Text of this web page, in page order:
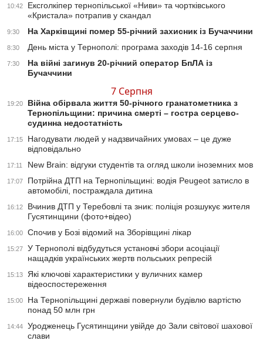
10:42
Ексголкіпер тернопільської «Ниви» та чортківського
«Кристала» потрапив у скандал
9:30 На Харківщині помер 55-річний захисник із Бучаччини
8:30 День міста у Тернополі: програма заходів 14-16 серпня
7:30
На війні загинув 20-річний оператор БпЛА із
Бучаччини
7 Серпня
19:20
Війна обірвала життя 50-річного гранатометника з
Тернопільщини: причина смерті – гостра серцево-
судинна недостатність
17:15
Нагодувати людей у надзвичайних умовах – це дуже
відповідально
17:11 New Brain: відгуки студентів та огляд школи іноземних мов
17:07
Потрійна ДТП на Тернопільщині: водія Peugeot затисло в
автомобілі, постраждала дитина
16:12
Вчинив ДТП у Теребовлі та зник: поліція розшукує жителя
Гусятинщини (фото+відео)
16:00 Спочив у Бозі відомий на Зборівщині лікар
15:27
У Тернополі відбудуться установчі збори асоціації
нащадків українських жертв польських репресій
15:13
Які ключові характеристики у вуличних камер
відеоспостереження
15:00
На Тернопільщині державі повернули будівлю вартістю
понад 50 млн грн
14:44
Уродженець Гусятинщини увійде до Зали світової шахової
слави